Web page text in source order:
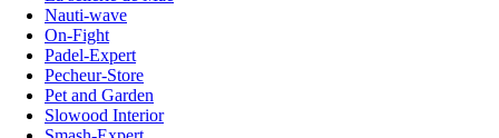
Nauti-wave
On-Fight
Padel-Expert
Pecheur-Store
Pet and Garden
Slowood Interior